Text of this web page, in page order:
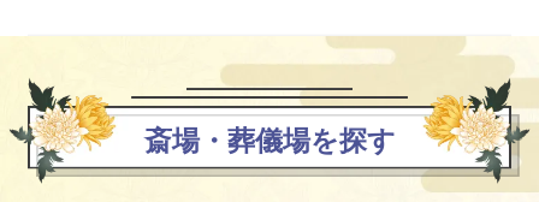
斎場・葬儀場を探す